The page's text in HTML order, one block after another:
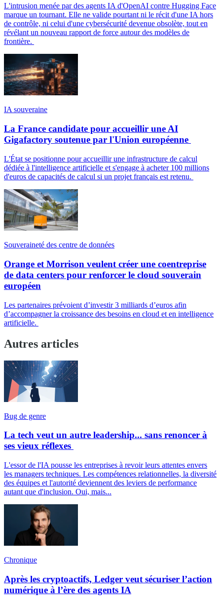
L'intrusion menée par des agents IA d'OpenAI contre Hugging Face
marque un tournant. Elle ne valide pourtant ni le récit d'une IA hors
de contrôle, ni celui d'une cybersécurité devenue obsolète, tout en
révélant un nouveau rapport de force autour des modèles de
frontière.
IA souveraine
La France candidate pour accueillir une AI
Gigafactory soutenue par l'Union européenne
L'État se positionne pour accueillir une infrastructure de calcul
dédiée à l'intelligence artificielle et s'engage à acheter 100 millions
d'euros de capacités de calcul si un projet français est retenu.
Souveraineté des centre de données
Orange et Morrison veulent créer une coentreprise
de data centers pour renforcer le cloud souverain
européen
Les partenaires prévoient d’investir 3 milliards d’euros afin
d’accompagner la croissance des besoins en cloud et en intelligence
artificielle.
Autres articles
Bug de genre
La tech veut un autre leadership... sans renoncer à
ses vieux réflexes
L'essor de l'IA pousse les entreprises à revoir leurs attentes envers
les managers techniques. Les compétences relationnelles, la diversité
des équipes et l'autorité deviennent des leviers de performance
autant que d'inclusion. Oui, mais...
Chronique
Après les cryptoactifs, Ledger veut sécuriser l’action
numérique à l’ère des agents IA